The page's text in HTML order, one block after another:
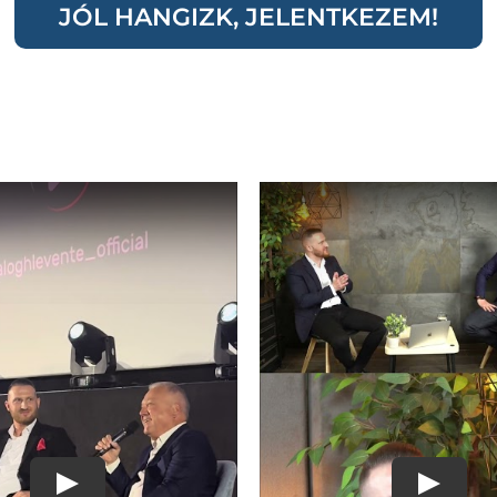
JÓL HANGIZK, JELENTKEZEM!
Play Play